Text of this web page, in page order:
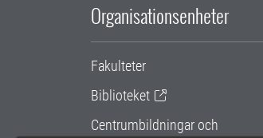
Organisationsenheter
Fakulteter
Biblioteket
Centrumbildningar och